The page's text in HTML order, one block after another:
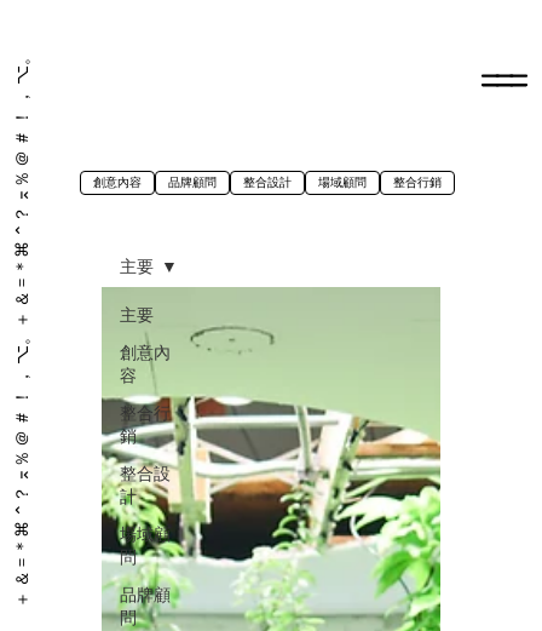
＋ ＆ = ＊⌘ ⌃？ ⌅％ ＠ ＃ ！ ， ⌥。＋ ＆ = ＊⌘ ⌃？ ⌅％ ＠ ＃ ！ ， ⌥。 創意內容 品牌顧問 整合設計 場域顧問 整合行銷
主要
創意內
容
整合行
銷
整合設
計
場域顧
問
品牌顧
問
主要